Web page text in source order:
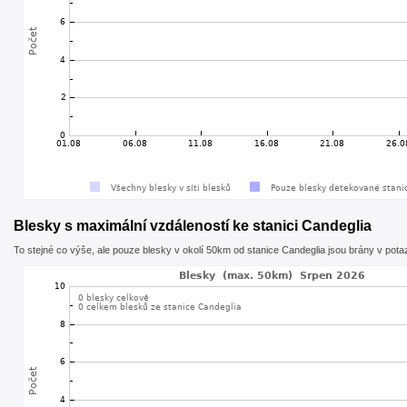
Blesky s maximální vzdáleností ke stanici Candeglia
To stejné co výše, ale pouze blesky v okolí 50km od stanice Candeglia jsou brány v